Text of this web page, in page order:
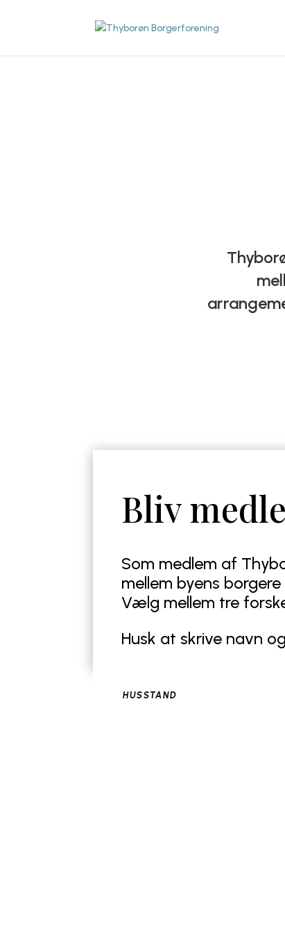
Bliv
Som medlem af
mellem byens
Vælg mellem tre
Husk at skrive navn
HUSSTAND